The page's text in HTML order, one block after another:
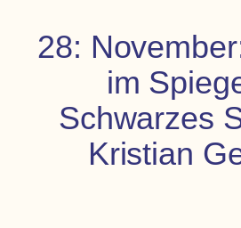
28:
im
Schwarzes
Kristian